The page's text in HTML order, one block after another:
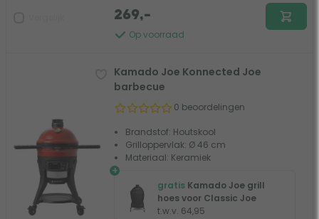
Op voorraad
269,-
Kamado Joe Konnected Joe
barbecue
0 beoordelingen
Brandstof: Houtskool
Grilloppervlak: Ø 46 cm
Materiaal: Keramiek
+
gratis Kamado Joe grill
hoes voor Classic Joe
t.w.v. 64,95